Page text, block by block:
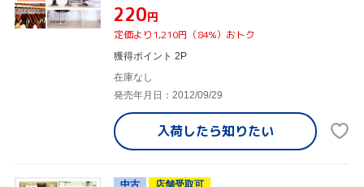
¥220円
定価より1,210円（84%）おトク
獲得ポイント 2P
在庫なし
発売年月日：2012/09/29
入荷したら知りたい
中古
店舗受取可